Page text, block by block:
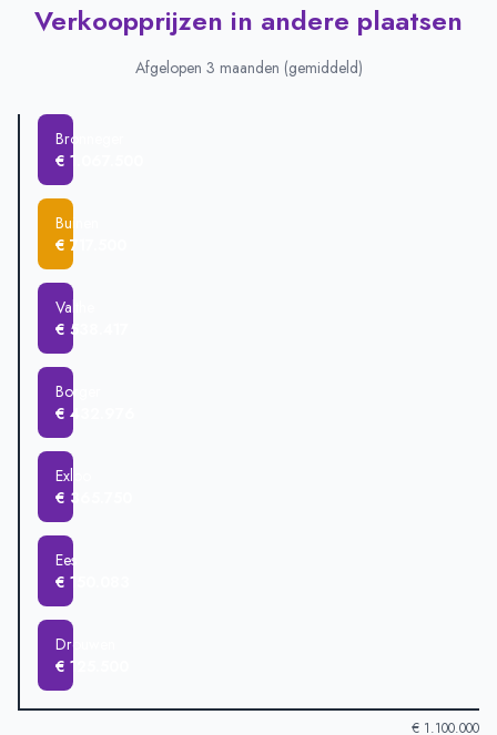
Verkoopprijzen in andere plaatsen
Afgelopen 3 maanden (gemiddeld)
Bronneger
€ 1.067.500
Buinen
€ 717.500
Valthe
€ 538.417
Borger
€ 432.976
Exloo
€ 365.750
Ees
€ 150.083
Drouwen
€ 125.500
€ 1.100.000